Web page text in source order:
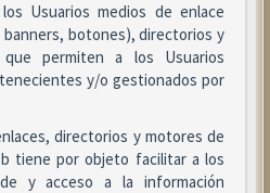
Usuarios medios de enlace
botones), directorios y
permiten a los Usuarios
y/o gestionados por
directorios y motores de
tiene por objeto facilitar a los
y acceso a la información